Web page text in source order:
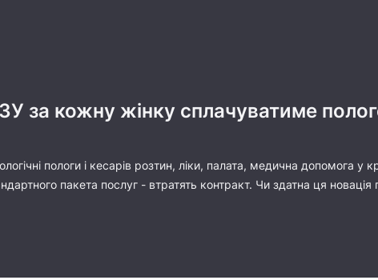
за кожну жінку сплачуватиме
пологи і кесарів розтин, ліки, палата, медична допомога
пакета послуг - втратять контракт. Чи здатна ця